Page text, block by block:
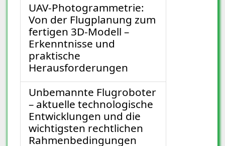
UAV-Photogrammetrie:
Von der Flugplanung zum
fertigen 3D-Modell –
Erkenntnisse und
praktische
Herausforderungen
Unbemannte Flugroboter
– aktuelle technologische
Entwicklungen und die
wichtigsten rechtlichen
Rahmenbedingungen